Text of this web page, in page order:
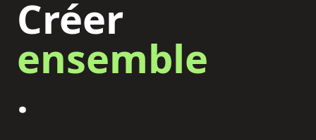
Créer
ensemble
.